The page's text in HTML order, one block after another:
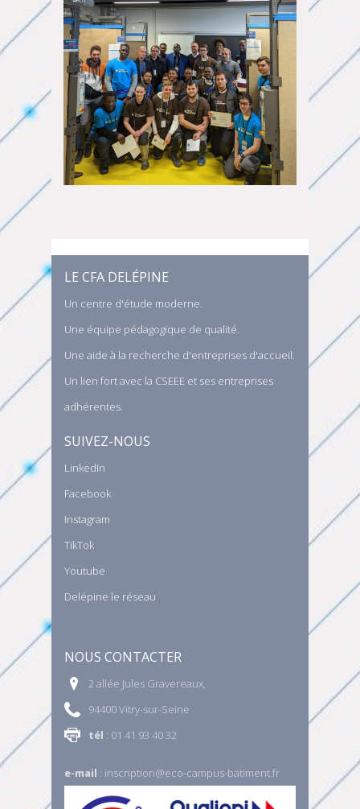
LE CFA DELÉPINE
Un centre d'étude moderne.
Une équipe pédagogique de qualité.
Une aide à la recherche d'entreprises d'accueil.
Un lien fort avec la CSEEE et ses entreprises
adhérentes.
SUIVEZ-NOUS
LinkedIn
Facebook
Instagram
TikTok
Youtube
Delépine le réseau
NOUS CONTACTER
2 allée Jules Gravereaux,
94400 Vitry-sur-Seine
tél : 01 41 93 40 32
e-mail : inscription@eco-campus-batiment.fr